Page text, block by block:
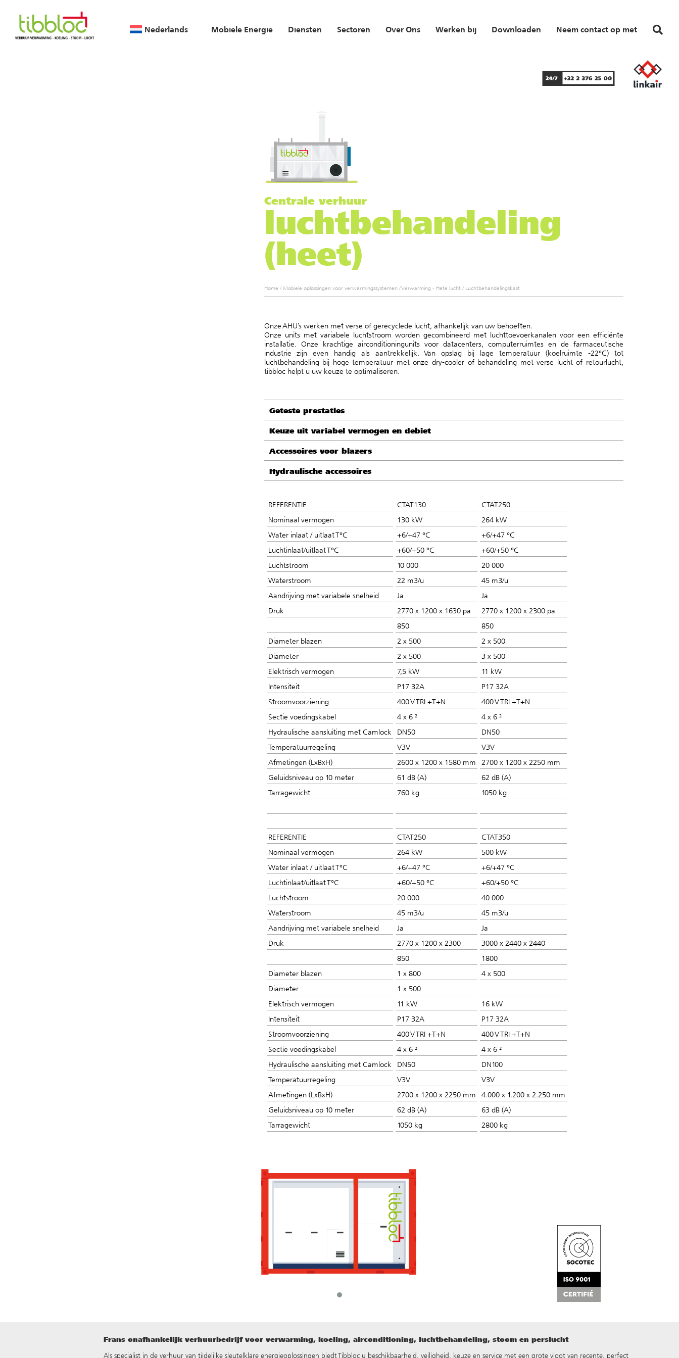
Nederlands Mobiele Energie Diensten Sectoren Over Ons Werken bij Downloaden Neem contact op met
Centrale verhuur
luchtbehandeling
(heet)
Home / Mobiele oplossingen voor verwarmingssystemen/Verwarming - Hete lucht/ Luchtbehandelingskast
Onze AHU’s werken met verse of gerecyclede lucht, afhankelijk van uw behoeften.
Onze units met variabele luchtstroom worden gecombineerd met luchttoevoerkanalen voor een efficiënte
installatie. Onze krachtige airconditioningunits voor datacenters, computerruimtes en de farmaceutische
industrie zijn even handig als aantrekkelijk. Van opslag bij lage temperatuur (koelruimte -22°C) tot
luchtbehandeling bij hoge temperatuur met onze dry-cooler of behandeling met verse lucht of retourlucht,
tibbloc helpt u uw keuze te optimaliseren.
Geteste prestaties
Keuze uit variabel vermogen en debiet
Accessoires voor blazers
Hydraulische accessoires
REFERENTIE CTAT130
CTAT250
Nominaal vermogen
130 kW
264 kW
Water inlaat / uitlaat T°C
+6/+47 °C
+6/+47 °C
Luchtinlaat/uitlaat T°C
+60/+50 °C
+60/+50 °C
Luchtstroom
10 000
20 000
Waterstroom
22 m3/u
45 m3/u
Aandrijving met variabele snelheid
Ja
Ja
Druk
2770 x 1200 x 1630 pa
2770 x 1200 x 2300 pa
850
850
Diameter blazen
2 x 500
2 x 500
Diameter
2 x 500
3 x 500
Elektrisch vermogen
7,5 kW
11 kW
Intensiteit
P17 32A
P17 32A
Stroomvoorziening
400 V TRI +T+N
400 V TRI +T+N
Sectie voedingskabel
4 x 6 ²
4 x 6 ²
Hydraulische aansluiting met Camlock
DN50
DN50
Temperatuurregeling
V3V
V3V
Afmetingen (LxBxH)
2600 x 1200 x 1580 mm
2700 x 1200 x 2250 mm
Geluidsniveau op 10 meter
61 dB (A)
62 dB (A)
Tarragewicht
760 kg 1050 kg
REFERENTIE CTAT250
CTAT350
Nominaal vermogen
264 kW
500 kW
Water inlaat / uitlaat T°C
+6/+47 °C
+6/+47 °C
Luchtinlaat/uitlaat T°C
+60/+50 °C
+60/+50 °C
Luchtstroom
20 000
40 000
Waterstroom
45 m3/u
45 m3/u
Aandrijving met variabele snelheid
Ja
Ja
Druk
2770 x 1200 x 2300
3000 x 2440 x 2440
850
1800
Diameter blazen
1 x 800
4 x 500
Diameter
1 x 500
Elektrisch vermogen
11 kW
16 kW
Intensiteit
P17 32A
P17 32A
Stroomvoorziening
400 V TRI +T+N
400 V TRI +T+N
Sectie voedingskabel
4 x 6 ²
4 x 6 ²
Hydraulische aansluiting met Camlock
DN50
DN100
Temperatuurregeling
V3V
V3V
Afmetingen (LxBxH)
2700 x 1200 x 2250 mm
4.000 x 1.200 x 2.250 mm
Geluidsniveau op 10 meter
62 dB (A)
63 dB (A)
Tarragewicht
1050 kg 2800 kg
Frans onafhankelijk verhuurbedrijf voor verwarming, koeling, airconditioning, luchtbehandeling, stoom en perslucht
Als specialist in de verhuur van tijdelijke sleutelklare energieoplossingen biedt Tibbloc u beschikbaarheid, veiligheid, keuze en service met een grote vloot van recente, perfect